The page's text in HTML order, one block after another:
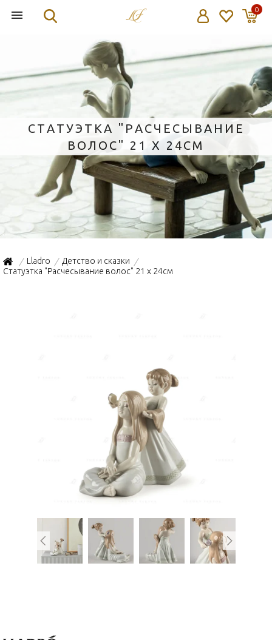
0
СТАТУЭТКА "РАСЧЕСЫВАНИЕ
ВОЛОС" 21 Х 24СМ
/ Lladro / Детство и сказки /
Статуэтка "Расчесывание волос" 21 х 24см